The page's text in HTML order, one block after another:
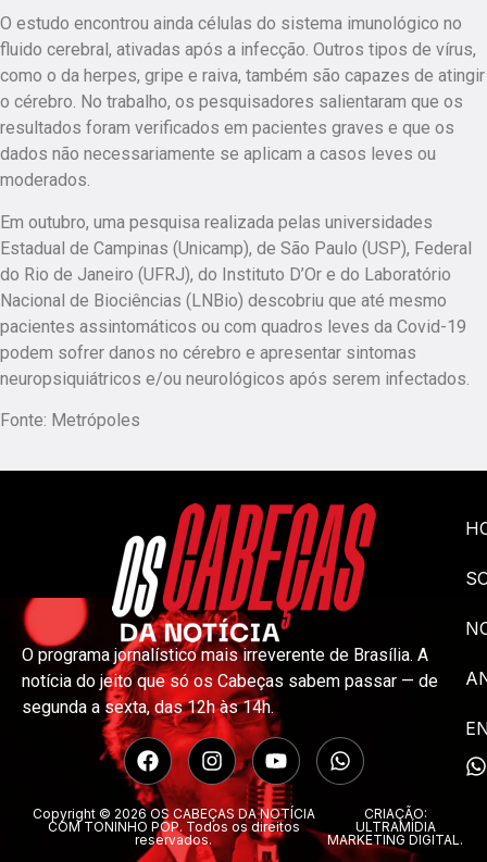
O estudo encontrou ainda células do sistema imunológico no
fluido cerebral, ativadas após a infecção. Outros tipos de vírus,
como o da herpes, gripe e raiva, também são capazes de atingir
o cérebro. No trabalho, os pesquisadores salientaram que os
resultados foram verificados em pacientes graves e que os
dados não necessariamente se aplicam a casos leves ou
moderados.
Em outubro, uma pesquisa realizada pelas universidades
Estadual de Campinas (Unicamp), de São Paulo (USP), Federal
do Rio de Janeiro (UFRJ), do Instituto D’Or e do Laboratório
Nacional de Biociências (LNBio) descobriu que até mesmo
pacientes assintomáticos ou com quadros leves da Covid-19
podem sofrer danos no cérebro e apresentar sintomas
neuropsiquiátricos e/ou neurológicos após serem infectados.
Fonte: Metrópoles
O programa jornalístico mais irreverente de Brasília. A
notícia do jeito que só os Cabeças sabem passar — de
segunda a sexta, das 12h às 14h.
Copyright © 2026 OS CABEÇAS DA NOTÍCIA
COM TONINHO POP. Todos os direitos
reservados.
CRIAÇÃO:
ULTRAMÍDIA
MARKETING DIGITAL.